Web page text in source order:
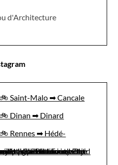
d'Architecture